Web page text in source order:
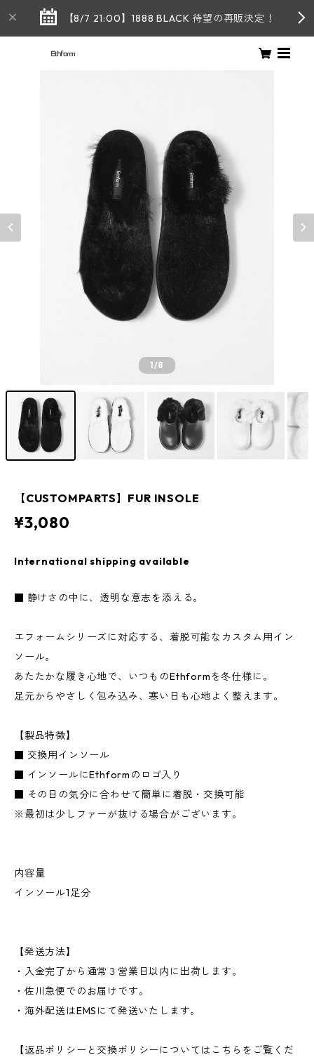
【8/7 21:00】1888 BLACK 待望の再販決定！
1/8
【CUSTOMPARTS】FUR INSOLE
¥3,080
International shipping available
■ 静けさの中に、透明な意志を添える。
エフォームシリーズに対応する、着脱可能なカスタム用イン
ソール。
あたたかな履き心地で、いつものEthformを冬仕様に。
足元からやさしく包み込み、寒い日も心地よく整えます。
【製品特徴】
■ 交換用インソール
■ インソールにEthformのロゴ入り
■ その日の気分に合わせて簡単に着脱・交換可能
※最初は少しファーが抜ける場合がございます。
内容量
インソール1足分
【発送方法】
・入金完了から通常３営業日以内に出荷します。
・佐川急便でのお届けです。
・海外配送はEMSにて発送いたします。
【返品ポリシーと交換ポリシーについてはこちらをご覧くだ